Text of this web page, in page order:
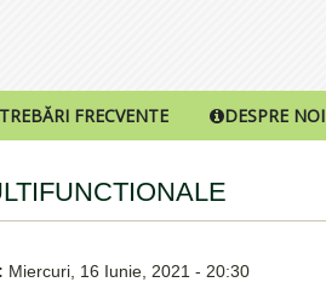
FRECVENTE DESPRE NOI
Miercuri, 16 Iunie, 2021 - 20:30